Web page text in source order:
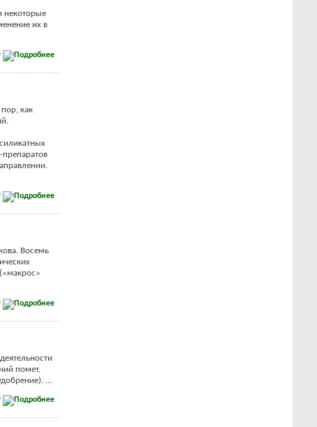
некоторые
их в
как
Восемь
помет,
...